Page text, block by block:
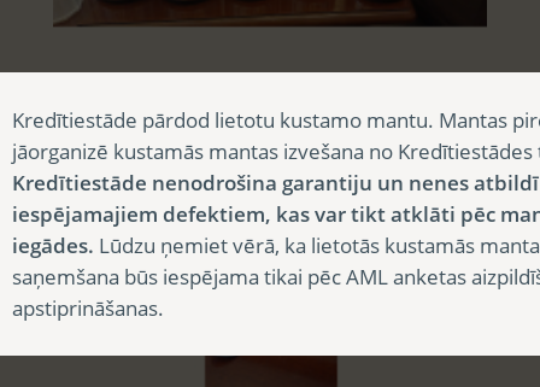
13,13€
Kredītiestāde pārdod lietotu kustamo mantu. Mantas
jāorganizē kustamās mantas izvešana no
Kredītiestāde nenodrošina garantiju un nenes
iespējamajiem defektiem, kas var tikt atklāti pēc
iegādes. Lūdzu ņemiet vērā, ka lietotās kustamās
saņemšana būs iespējama tikai pēc AML anketas
apstiprināšanas.